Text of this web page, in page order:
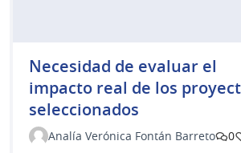
Necesidad de evaluar el
impacto real de los
seleccionados
Analía Verónica Fontán Barreto 0